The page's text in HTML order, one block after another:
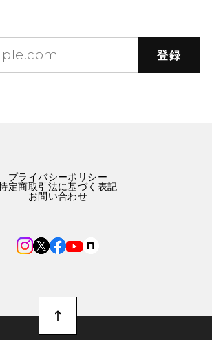
登録
プライバシーポリシー
定商取引法に基づく表記
お問い合わせ